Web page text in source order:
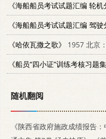
《海船船员考试试题汇编 轮机
《海船船员考试试题汇编 驾驶
《哈依瓦撒之歌》
1957 北京
《船员“四小证”训练考核习题集
随机翻阅
《陕西省政府施政成绩报告